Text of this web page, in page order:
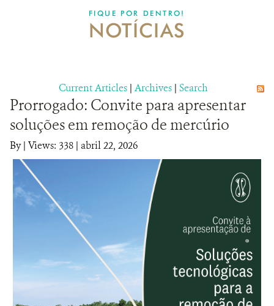
FIQUE POR DENTRO!
NOTÍCIAS
Current Articles | Archives | Search
Prorrogado: Convite para apresentar
soluções em remoção de mercúrio
By| Views: 338 | abril 22, 2026